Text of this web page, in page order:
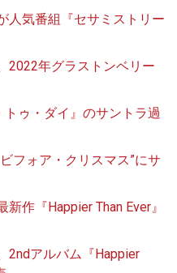
人気番組『セサミストリー
2022年グラストンベリー
トゥ・ダイ』のサントラ過
フォア・クリスマス”にサ
作『Happier Than Ever』
2ndアルバム『Happier